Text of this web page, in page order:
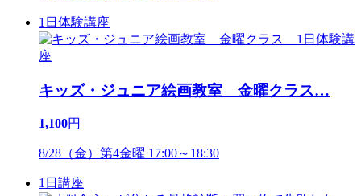
1日体験講座
キッズ・ジュニア絵画教室 金曜クラス…
1,100円
8/28（金）第4金曜 17:00～18:30
1日講座